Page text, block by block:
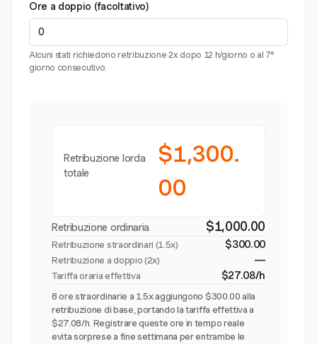
Ore a doppio (facoltativo)
Alcuni stati richiedono retribuzione 2x dopo 12 h/giorno o al 7°
giorno consecutivo.
Retribuzione lorda
totale
$1,300.
00
Retribuzione ordinaria $1,000.00
Retribuzione straordinari (1.5x) $300.00
Retribuzione a doppio (2x) —
Tariffa oraria effettiva $27.08/h
8 ore straordinarie a 1.5x aggiungono $300.00 alla
retribuzione di base, portando la tariffa effettiva a
$27.08/h. Registrare queste ore in tempo reale
evita sorprese a fine settimana per entrambe le